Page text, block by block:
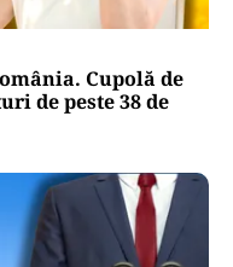
Cupolă de
de peste 38 de